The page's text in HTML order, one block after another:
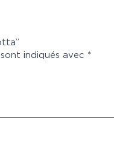
indiqués avec *